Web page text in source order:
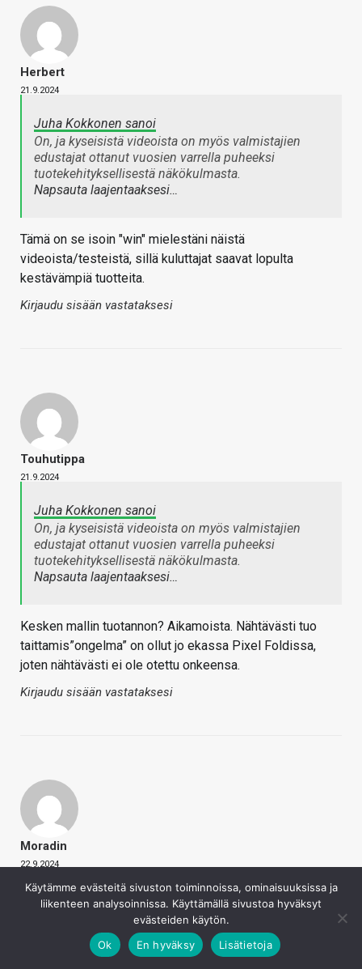
Herbert
21.9.2024
Juha Kokkonen sanoi
On, ja kyseisistä videoista on myös valmistajien
edustajat ottanut vuosien varrella puheeksi
tuotekehityksellisestä näkökulmasta.
Napsauta laajentaaksesi…
Tämä on se isoin "win" mielestäni näistä
videoista/testeistä, sillä kuluttajat saavat lopulta
kestävämpiä tuotteita.
Kirjaudu sisään vastataksesi
Touhutippa
21.9.2024
Juha Kokkonen sanoi
On, ja kyseisistä videoista on myös valmistajien
edustajat ottanut vuosien varrella puheeksi
tuotekehityksellisestä näkökulmasta.
Napsauta laajentaaksesi…
Kesken mallin tuotannon? Aikamoista. Nähtävästi tuo
taittamis”ongelma” on ollut jo ekassa Pixel Foldissa,
joten nähtävästi ei ole otettu onkeensa.
Kirjaudu sisään vastataksesi
Moradin
22.9.2024
Touhutippa sanoi
Ehkä niin, mutta ei ole mun mielestä valmistajan
tehtävä ottaa huomioon tuollaisia skenaarioita.
Omistaja kuitenkin on vastuussa laitteistaan.
Käytämme evästeitä sivuston toiminnoissa, ominaisuuksissa ja
liikenteen analysoinnissa. Käyttämällä sivustoa hyväksyt
evästeiden käytön.
Ok
En hyväksy Lisätietoja